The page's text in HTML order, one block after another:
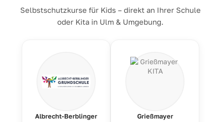
Selbstschutzkurse für Kids – direkt an Ihrer Schule
oder Kita in Ulm & Umgebung.
Albrecht-Berblinger Grießmayer